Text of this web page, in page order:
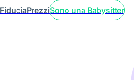
FiduciaPrezziSono una Babysitter